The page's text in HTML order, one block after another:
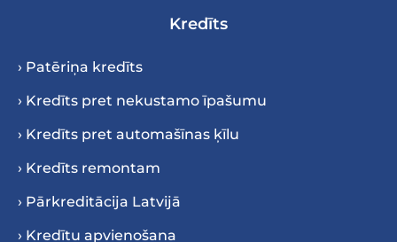
Kredīts
› Patēriņa kredīts
› Kredīts pret nekustamo īpašumu
› Kredīts pret automašīnas ķīlu
› Kredīts remontam
› Pārkreditācija Latvijā
› Kredītu apvienošana